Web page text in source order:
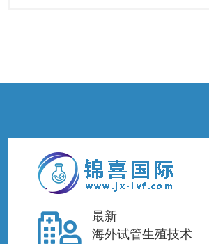
最新
海外试管生殖技术